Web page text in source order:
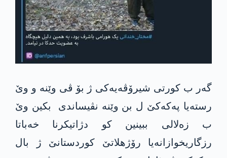
گەر ب کورتی شیرۆڤەیەکی ژ بۆ ڤی وێنە و وێ
رستەیا پەکەکێ ل بن وێنە نڤیساندی بکین وێ
ب زەلالی ببینین کو دژاتیکرنا خەباتا
رزگاریخوازانەیا رۆژهلاتێ کوردستانێ ژ بال